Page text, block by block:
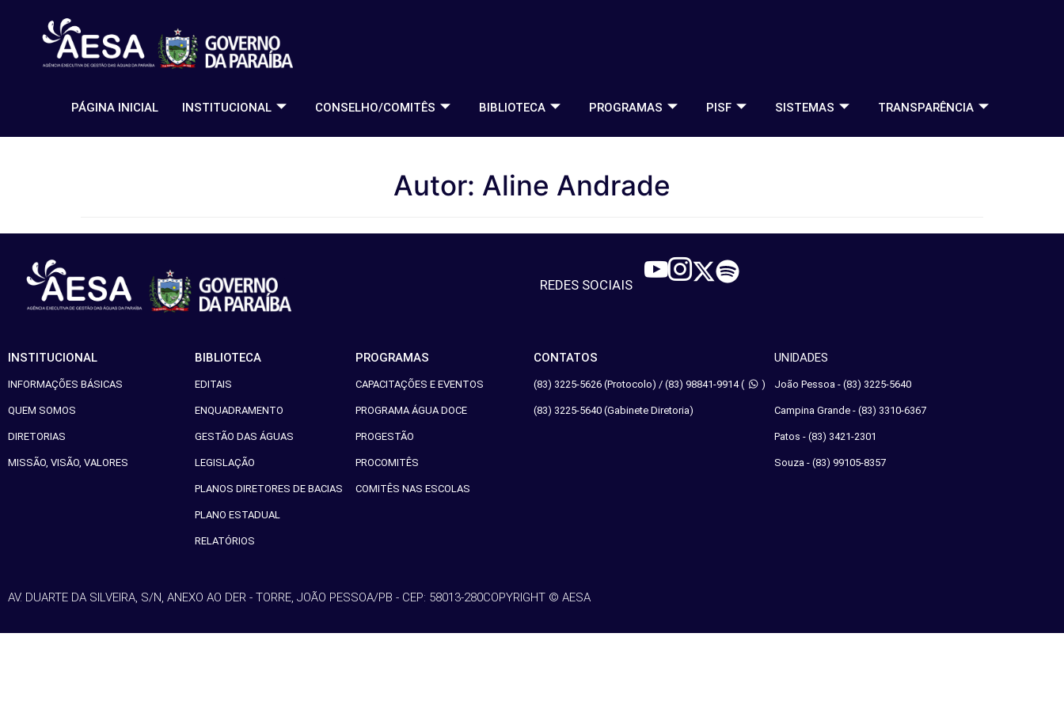
PÁGINA INICIAL INSTITUCIONAL CONSELHO/COMITÊS BIBLIOTECA PROGRAMAS PISF SISTEMAS TRANSPARÊNCIA
Autor: Aline Andrade
REDES SOCIAIS
INSTITUCIONAL
INFORMAÇÕES BÁSICAS
QUEM SOMOS
DIRETORIAS
MISSÃO, VISÃO, VALORES
BIBLIOTECA
EDITAIS
ENQUADRAMENTO
GESTÃO DAS ÁGUAS
LEGISLAÇÃO
PLANOS DIRETORES DE BACIAS
PLANO ESTADUAL
RELATÓRIOS
PROGRAMAS
CAPACITAÇÕES E EVENTOS
PROGRAMA ÁGUA DOCE
PROGESTÃO
PROCOMITÊS
COMITÊS NAS ESCOLAS
CONTATOS
(83) 3225-5626 (Protocolo) / (83) 98841-9914( )
(83) 3225-5640 (Gabinete Diretoria)
UNIDADES
João Pessoa - (83) 3225-5640
Campina Grande - (83) 3310-6367
Patos - (83) 3421-2301
Souza - (83) 99105-8357
AV. DUARTE DA SILVEIRA, S/N, ANEXO AO DER - TORRE, JOÃO PESSOA/PB - CEP: 58013-280COPYRIGHT © AESA